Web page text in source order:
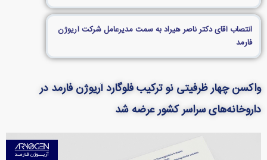
انتصاب آقای دکتر ناصر هیراد به سمت مدیرعامل شرکت آریوژن
فارمد
واکسن چهار ظرفیتی نو ترکیب فلوگارد آریوژن فارمد در
داروخانه‌های سراسر کشور عرضه شد